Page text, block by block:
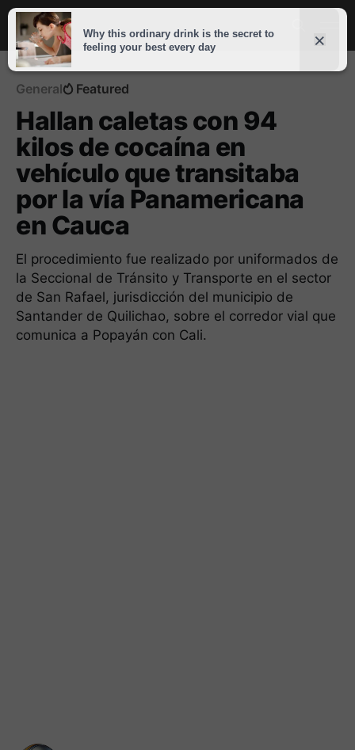
General Featured
Hallan caletas con 94
kilos de cocaína en
vehículo que transitaba
por la vía Panamericana
en Cauca
El procedimiento fue realizado por uniformados de
la Seccional de Tránsito y Transporte en el sector
de San Rafael, jurisdicción del municipio de
Santander de Quilichao, sobre el corredor vial que
comunica a Popayán con Cali.